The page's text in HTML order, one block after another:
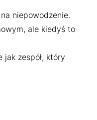
niepowodzenie.
ale kiedyś to
zespół, który